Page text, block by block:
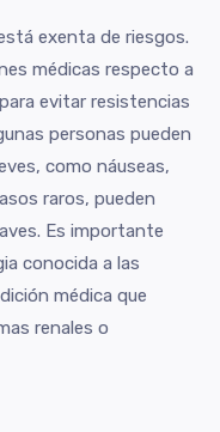
exenta de riesgos.
médicas respecto a
evitar resistencias
personas pueden
como náuseas,
raros, pueden
Es importante
conocida a las
médica que
renales o